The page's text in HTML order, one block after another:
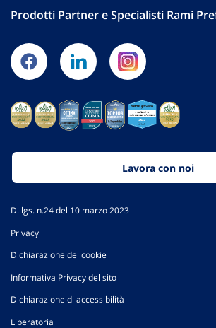
Prodotti Partner e Specialisti Rami
Lavora con noi
D. lgs. n.24 del 10 marzo 2023
Privacy
Dichiarazione dei cookie
Informativa Privacy del sito
Dichiarazione di accessibilità
Liberatoria